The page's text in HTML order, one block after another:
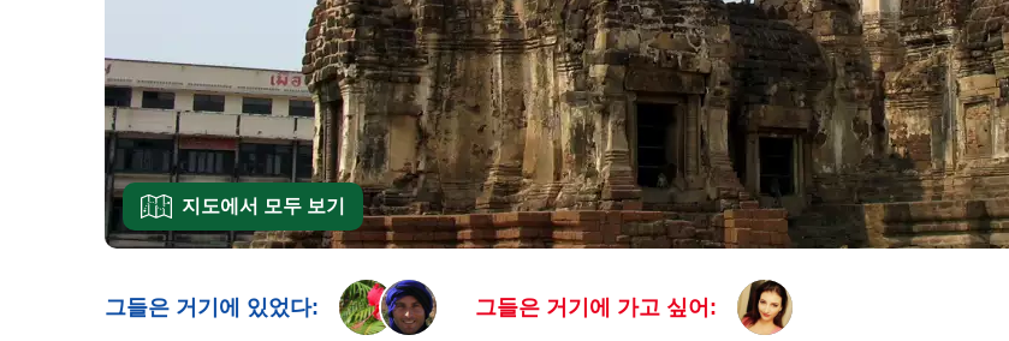
지도에서 모두 보기
그들은 거기에 있었다: 그들은 거기에 가고 싶어: